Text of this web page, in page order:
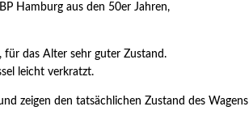
Hamburg aus den 50er Jahren,
das Alter sehr guter Zustand.
leicht verkratzt.
zeigen den tatsächlichen Zustand des Wagens